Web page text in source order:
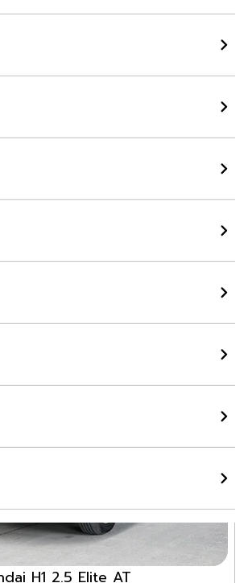
H1 2.5 Elite AT มือเดียวป้ายแดง
ไมล์น้อย
2023 สีดำ
H1 2.5 Elite AT